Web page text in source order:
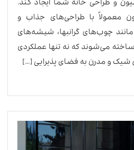
و طراحی خانه شما ایجاد کند.
معمولاً با طراحی‌های جذاب و
چوب‌های گرانبها، شیشه‌های
می‌شوند که نه تنها عملکردی
شیک و مدرن به فضای پذیرایی […]